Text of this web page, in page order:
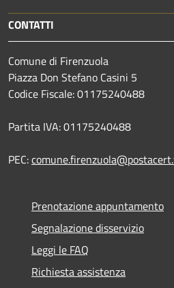
CONTATTI
Comune di Firenzuola
Piazza Don Stefano Casini 5
Codice Fiscale: 01175240488
Partita IVA: 01175240488
PEC:
Prenotazione appuntamento
Segnalazione disservizio
Leggi le FAQ
Richiesta assistenza